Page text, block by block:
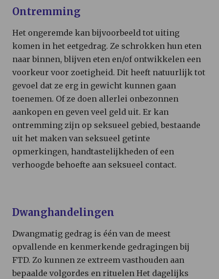
Ontremming
Het ongeremde kan bijvoorbeeld tot uiting
komen in het eetgedrag. Ze schrokken hun eten
naar binnen, blijven eten en/of ontwikkelen een
voorkeur voor zoetigheid. Dit heeft natuurlijk tot
gevoel dat ze erg in gewicht kunnen gaan
toenemen. Of ze doen allerlei onbezonnen
aankopen en geven veel geld uit. Er kan
ontremming zijn op seksueel gebied, bestaande
uit het maken van seksueel getinte
opmerkingen, handtastelijkheden of een
verhoogde behoefte aan seksueel contact.
Dwanghandelingen
Dwangmatig gedrag is één van de meest
opvallende en kenmerkende gedragingen bij
FTD. Zo kunnen ze extreem vasthouden aan
bepaalde volgordes en rituelen Het dagelijks